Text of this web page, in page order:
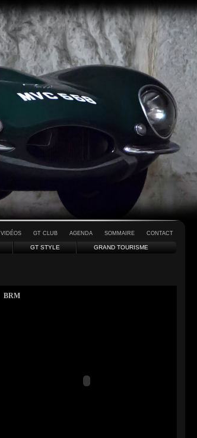
VIDÉOS GT CLUB AGENDA SOMMAIRE CONTACT
GT STYLE GRAND TOURISME
BRM